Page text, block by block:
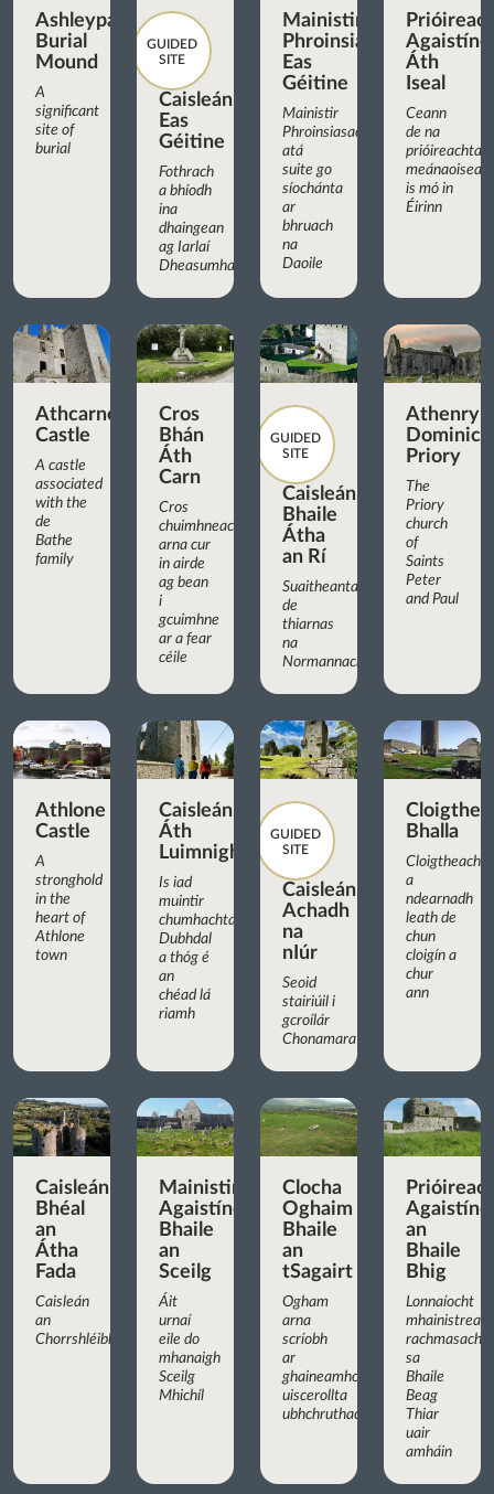
Ashleypark
Burial
Mound
A
significant
site of
burial
GUIDED
SITE
Caisleán
Eas
Géitine
Fothrach
a bhíodh
ina
dhaingean
ag Iarlaí
Dheasumhan
Mainistir
Phroinsiasach
Eas
Géitine
Mainistir
Phroinsiasach
atá
suite go
síochánta
ar
bhruach
na
Daoile
Áth
Iseal
Ceann
de na
prióireachtaí
is mó in
Éirinn
Athcarne
Castle
A castle
associated
with the
de
Bathe
family
Cros
Bhán
Áth
Carn
Cros
chuimhneacháin
arna cur
in airde
ag bean
i
gcuimhne
ar a fear
céile
GUIDED
SITE
Caisleán
Bhaile
Átha
an Rí
Suaitheantas
de
thiarnas
na
Normannach
Athenry
Priory
The
Priory
church
of
Saints
Peter
and Paul
Athlone
Castle
A
stronghold
in the
heart of
Athlone
town
Caisleán
Áth
Luimnigh
Is iad
muintir
chumhachtach
Dubhdal
a thóg é
an
chéad lá
riamh
GUIDED
SITE
Caisleán
Achadh
na
nIúr
Seoid
stairiúil i
gcroílár
Chonamara
Bhalla
Cloigtheach
a
ndearnadh
leath de
chun
cloigín a
chur
ann
Caisleán
Bhéal
an
Átha
Fada
Caisleán
an
Chorrshléibhe
Mainistir
Agaistíneach
Bhaile
an
Sceilg
Áit
urnaí
eile do
mhanaigh
Sceilg
Mhichíl
Clocha
Oghaim
Bhaile
an
tSagairt
Ogham
arna
scríobh
ar
ghaineamhchloch
uiscerollta
ubhchruthach
an
Bhaile
Bhig
Lonnaíocht
mhainistreach
rachmasach
sa
Bhaile
Beag
Thiar
uair
amháin